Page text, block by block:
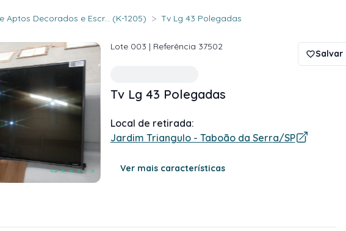
Aptos Decorados e Escr... (K-1205) > Tv Lg 43 Polegadas
Lote 003 | Referência 37502
Salvar
Tv Lg 43 Polegadas
Local de retirada:
Jardim Triangulo - Taboão da Serra/SP
Ver mais características